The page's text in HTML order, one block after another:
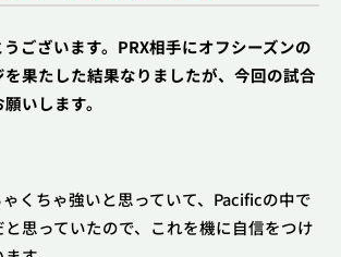
ございます。PRX相手にオフシーズンの
果たした結果なりましたが、今回の試合
いします。
くちゃ強いと思っていて、Pacificの中で
思っていたので、これを機に自信をつけ